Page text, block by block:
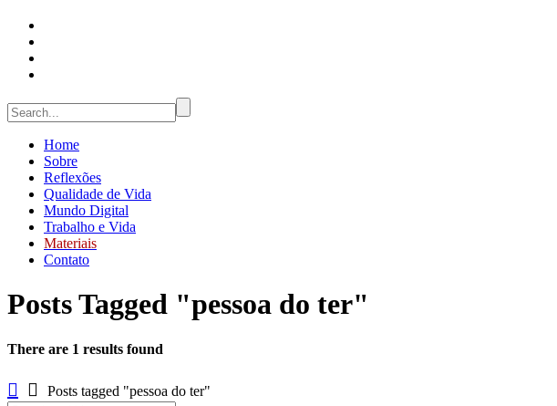
Home
Sobre
Reflexões
Qualidade de Vida
Mundo Digital
Trabalho e Vida
Materiais
Contato
Posts Tagged "pessoa do ter"
There are 1 results found
Posts tagged "pessoa do ter"